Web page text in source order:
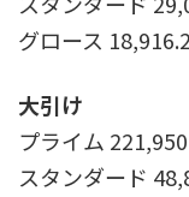
グロース
大引け
プライム
スタンダード